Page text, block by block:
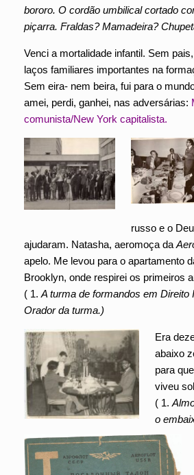
bororo. O cordão umbilical cortado
piçarra. Fraldas? Mamadeira?
Venci a mortalidade infantil. Sem
laços familiares importantes na
Sem eira- nem beira, fui para o
amei, perdi, ganhei, nas adversárias:
comunista/New York capitalista.
russo e o
ajudaram. Natasha, aeromoça da
apelo. Me levou para o apartamento
Brooklyn, onde respirei os primeiros
( 1. A turma de formandos em Direito
Orador da turma.)
Era
abaixo
para
viveu
( 1.
o